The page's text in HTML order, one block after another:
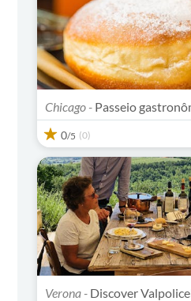
Chicago - Passeio
0/5 (0)
Verona - Discover